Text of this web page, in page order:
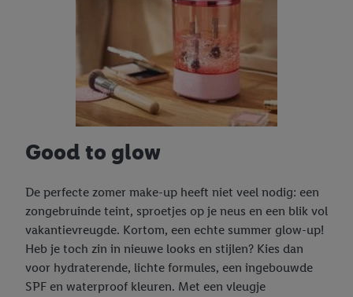
Good to glow
De perfecte zomer make-up heeft niet veel nodig: een
zongebruinde teint, sproetjes op je neus en een blik vol
vakantievreugde. Kortom, een echte summer glow-up!
Heb je toch zin in nieuwe looks en stijlen? Kies dan
voor hydraterende, lichte formules, een ingebouwde
SPF en waterproof kleuren. Met een vleugje